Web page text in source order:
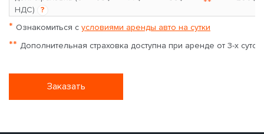
НДС)
?
* Ознакомиться с условиями аренды авто на сутки
** Дополнительная страховка доступна при аренде от 3-х суток
Заказать